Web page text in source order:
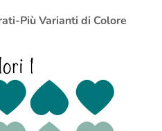
Più Varianti di Colore